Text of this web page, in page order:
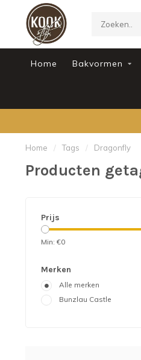
Home Bakvormen
Home / Tags / Dragonfly
Producten
Prijs
Min: €0
Merken
Alle merken
Bunzlau Castle